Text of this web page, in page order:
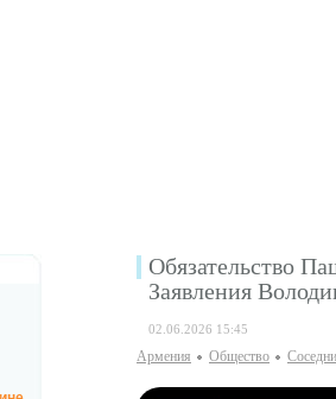
Обязательство
Заявления
02.06.2026 15:45
Армения Общество